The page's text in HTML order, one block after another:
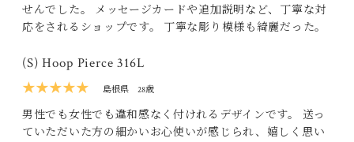
せんでした。 メッセージカードや追加説明など、丁寧な対
応をされるショップです。 丁寧な彫り模様も綺麗だった。
(S) Hoop Pierce 316L
★★★★★
島根県 28歳
男性でも女性でも違和感なく付けれるデザインです。 送っ
ていただいた方の細かいお心使いが感じられ、嬉しく思い